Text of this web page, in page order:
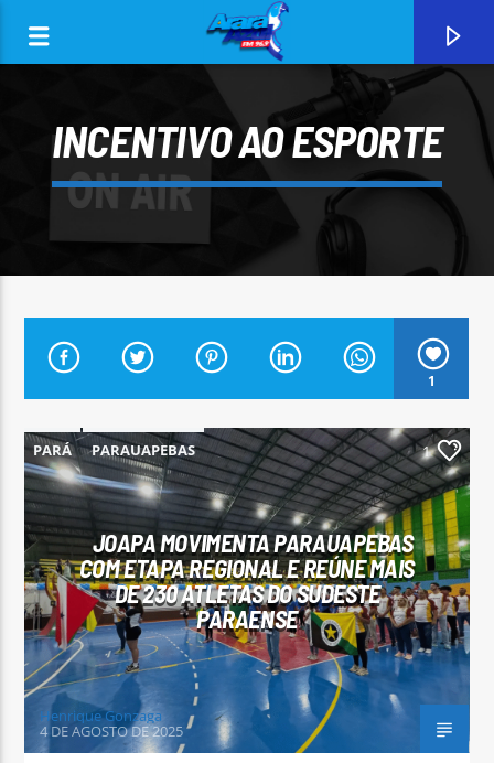
ARARA AZUL FM 96,9
Arara Azul FM
INCENTIVO AO ESPORTE
1
PARÁ PARAUAPEBAS 1
JOAPA MOVIMENTA PARAUAPEBAS
COM ETAPA REGIONAL E REÚNE MAIS
DE 230 ATLETAS DO SUDESTE
PARAENSE
Henrique Gonzaga
4 DE AGOSTO DE 2025